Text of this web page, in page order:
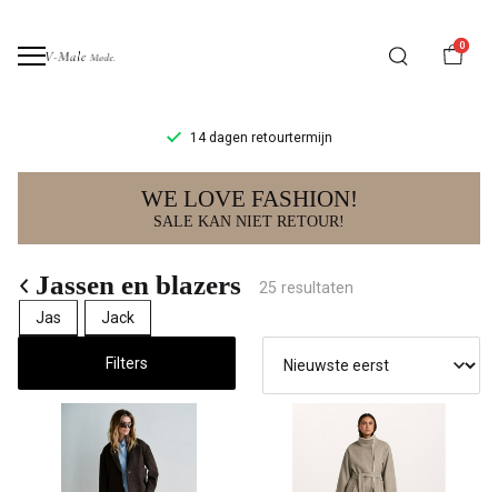
0
14 dagen retourtermijn
Jassen
en
blazers
male
mode
WE LOVE FASHION!
SALE KAN NIET RETOUR!
Jassen en blazers
25 resultaten
Jas
Jack
Filters